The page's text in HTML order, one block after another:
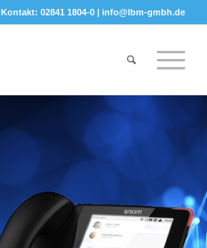
Kontakt: 02841 1804-0 |info@lbm-gmbh.de